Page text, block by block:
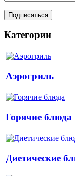
Категории
Аэрогриль
Горячие блюда
Диетические